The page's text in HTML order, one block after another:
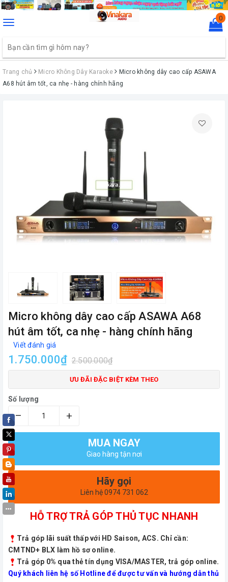
Toggle
0
Trang chủ Micro Không Dây Karaoke
Micro không dây cao cấp ASAWA
A68 hút âm tốt, ca nhẹ - hàng chính hãng
Micro không dây cao cấp ASAWA A68
hút âm tốt, ca nhẹ - hàng chính hãng
Viết đánh giá
1.750.000₫ 2.500.000₫
ƯU ĐÃI ĐẶC BIỆT KÈM THEO
Số lượng
– +
MUA NGAY
Giao hàng tận nơi
Hãy gọi
Liên hệ 0974 731 062
HỖ TRỢ TRẢ GÓP THỦ TỤC NHANH
Trả góp lãi suất thấp với HD Saison, ACS. Chỉ cần:
CMTND+ BLX làm hồ sơ online.
Trả góp 0% qua thẻ tín dụng VISA/MASTER, trả góp online.
Quý khách liên hệ số Hotline để được tư vấn và hướng dẫn thủ